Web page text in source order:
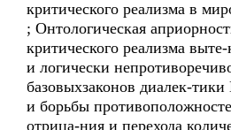
критического реализма в
; Онтологическая
критического реализма
и логически
базовыхзаконов диалек-тики
и борьбы
отрица-ния и перехода